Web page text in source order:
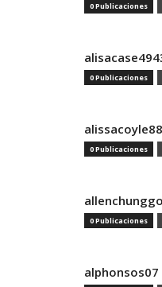
0 Publicaciones
0 Publicaciones
alissacoyle88
0 Publicaciones
0 Publicaciones
alphonsos07